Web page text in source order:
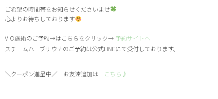
ご希望の時間帯をお知らせくださいませ
心よりお待ちしております
VIO施術のご予約→はこちらをクリック→ 予約サイトへ
スチームハーブサウナのご予約は公式LINEにて受付しております。
＼クーポン進呈中／ お友達追加は こちら♪